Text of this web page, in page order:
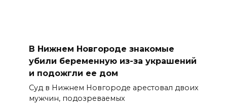
В Нижнем Новгороде знакомые
убили беременную из-за украшений
и подожгли ее дом
Суд в Нижнем Новгороде арестовал двоих
мужчин, подозреваемых